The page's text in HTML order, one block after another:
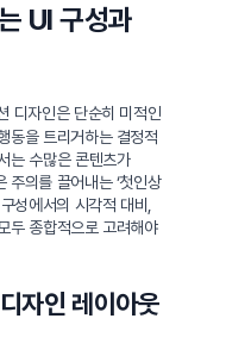
UI 구성과
디자인은 단순히 미적인
동을 트리거하는 결정적
는 수많은 콘텐츠가
주의를 끌어내는 ‘첫인상
성에서의 시각적 대비,
두 종합적으로 고려해야
자인 레이아웃